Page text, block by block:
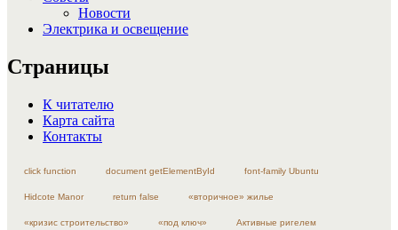
Новости
Электрика и освещение
Страницы
К читателю
Карта сайта
Контакты
click function document getElementById font-family Ubuntu
Hidcote Manor return false «вторичное» жилье
«кризис строительство» «под ключ» Активные ригелем